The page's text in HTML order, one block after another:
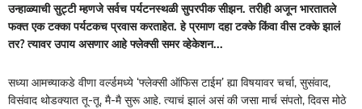
उन्हाळ्याची सुट्टी म्हणजे सर्वच पर्यटनस्थळी सुपरपीक सीझन. तरीही अजून भारतातले
फक्त एक टक्का पर्यटकच प्रवास करताहेत. हे प्रमाण दहा टक्के किंवा वीस टक्के झालं
तर? त्यावर उपाय असणार आहे फ्लेक्सी समर व्हेकेशन...
सध्या आमच्याकडे वीणा वर्ल्डमध्ये ‘फ्लेक्सी ऑफिस टाईम’ ह्या विषयावर चर्चा, सुसंवाद,
विसंवाद थोडक्यात तू-तू, मै-मै सुरू आहे. त्याचं झालं असं की जसा मार्च संपतो, दिवस मोठे